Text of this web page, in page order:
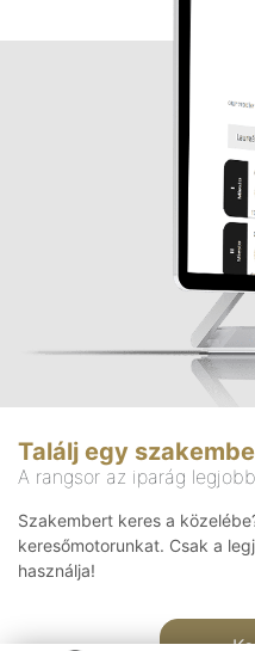
Találj egy
A rangsor az iparág
Szakembert keres a
keresőmotorunkat. Csak a
használja!